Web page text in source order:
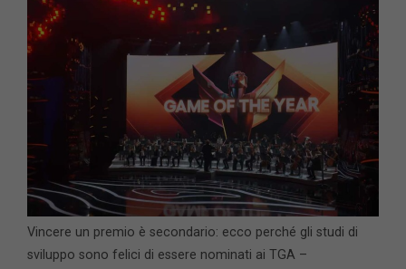
Vincere un premio è secondario: ecco perché gli studi di
sviluppo sono felici di essere nominati ai TGA –